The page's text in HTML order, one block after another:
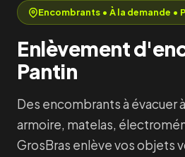
Encombrants • À la demande •
Enlèvement
Pantin
Des encombrants à évacuer
armoire, matelas,
GrosBras enlève vos objets